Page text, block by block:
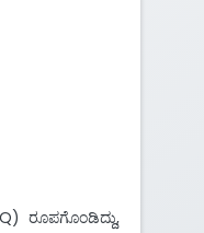
ರೂಪಗೊಂಡಿದ್ದು,